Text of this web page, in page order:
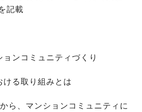
記載
ンコミュニティづくり
る取り組みとは
ら、マンションコミュニティに